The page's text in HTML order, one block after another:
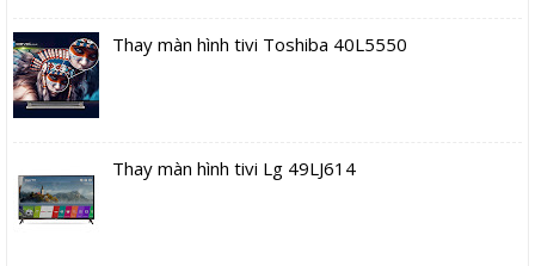
Thay màn hình tivi Toshiba 40L5550
Thay màn hình tivi Lg 49LJ614